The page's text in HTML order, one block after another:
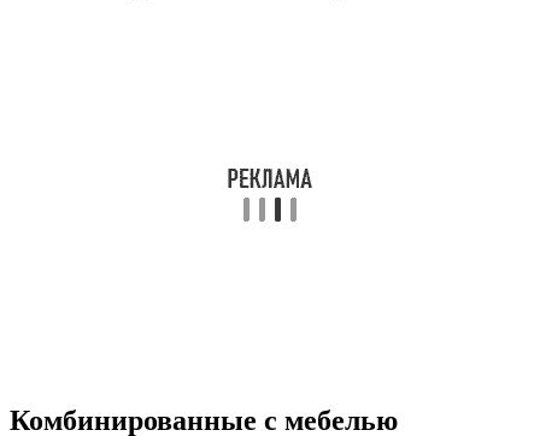
Комбинированные с мебелью